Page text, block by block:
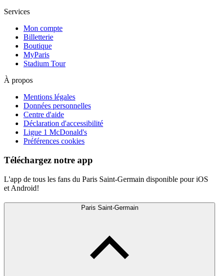
Services
Mon compte
Billetterie
Boutique
MyParis
Stadium Tour
À propos
Mentions légales
Données personnelles
Centre d'aide
Déclaration d'accessibilité
Ligue 1 McDonald's
Préférences cookies
Téléchargez notre app
L'app de tous les fans du Paris Saint-Germain disponible pour iOS
et Android!
Paris Saint-Germain